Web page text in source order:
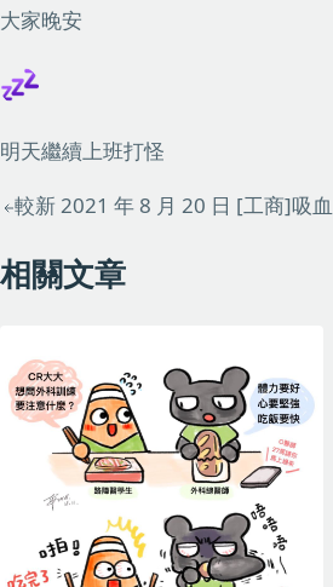
大家晚安
明天繼續上班打怪
較新 2021 年 8 月 20 日 [工商]吸
相關文章